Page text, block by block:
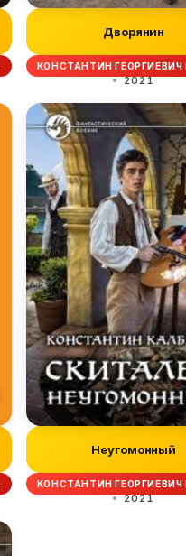
Дворянин
КОНСТАНТИН
2021
Неугомонный
КОНСТАНТИН
2021